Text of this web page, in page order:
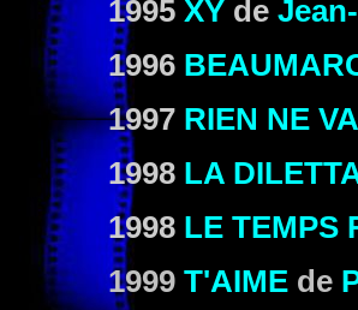
1995 XY de
1996
1997 RIEN NE
1998 LA
1998 LE TEMPS
1999 T'AIME de